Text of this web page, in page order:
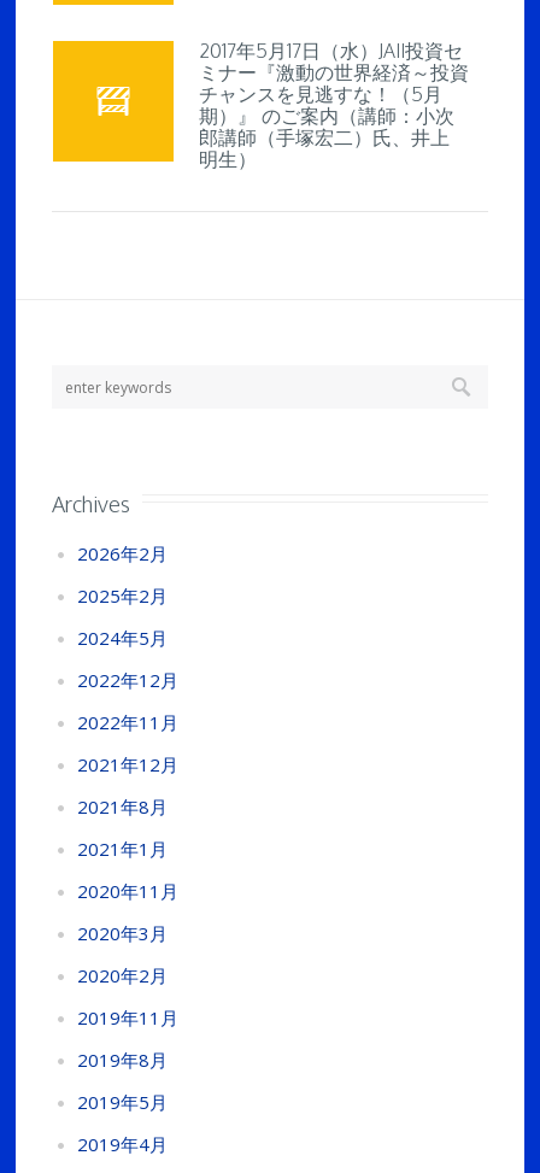
2017年5月17日（水）JAII投資セ
ミナー『激動の世界経済～投資
チャンスを見逃すな！（5月
期）』 のご案内（講師：小次
郎講師（手塚宏二）氏、井上
明生）
Archives
2026年2月
2025年2月
2024年5月
2022年12月
2022年11月
2021年12月
2021年8月
2021年1月
2020年11月
2020年3月
2020年2月
2019年11月
2019年8月
2019年5月
2019年4月